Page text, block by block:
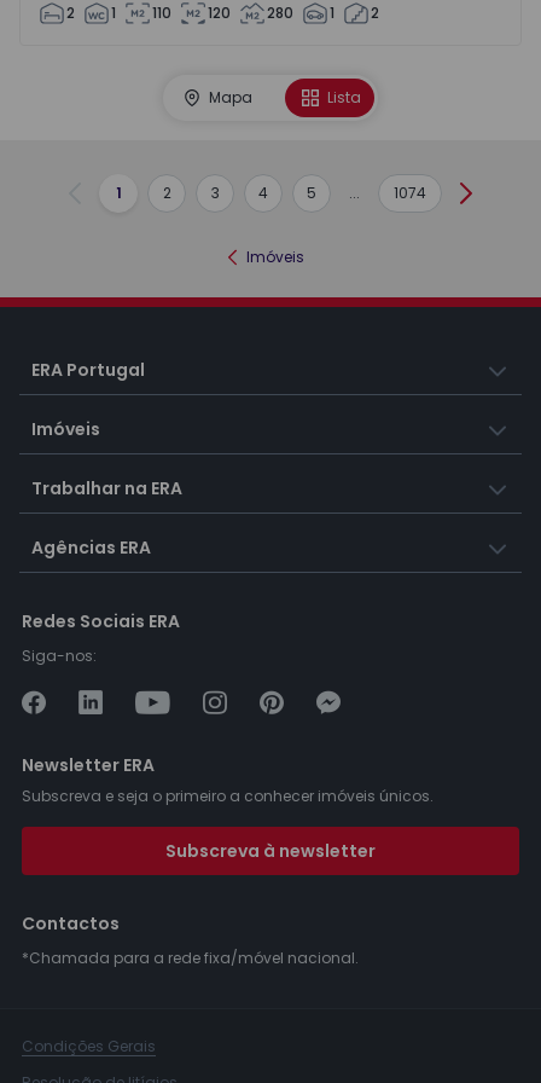
2 1 110 120 280 1 2
Mapa Lista
Anterior
1 2 3 4 5 ... 1074
Imóveis
ERA Portugal
Imóveis
Trabalhar na ERA
Agências ERA
Redes Sociais ERA
Siga-nos:
Newsletter ERA
Subscreva e seja o primeiro a conhecer imóveis únicos.
Subscreva à newsletter
Contactos
*Chamada para a rede fixa/móvel nacional.
Condições Gerais